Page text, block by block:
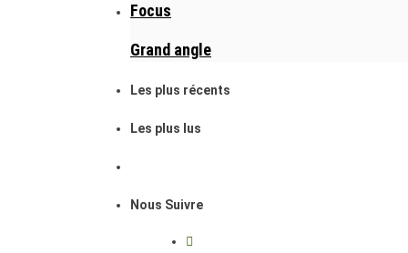
Focus
Grand angle
Les plus récents
Les plus lus
Nous Suivre